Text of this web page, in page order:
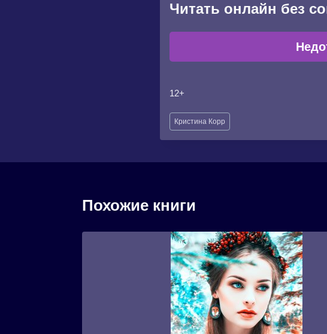
Читать онлайн без
12+
Метки
записи:
Кристина Корр
Похожие книги